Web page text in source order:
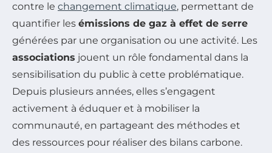
contre le changement climatique, permettant de
quantifier les émissions de gaz à effet de serre
générées par une organisation ou une activité. Les
associations jouent un rôle fondamental dans la
sensibilisation du public à cette problématique.
Depuis plusieurs années, elles s’engagent
activement à éduquer et à mobiliser la
communauté, en partageant des méthodes et
des ressources pour réaliser des bilans carbone.